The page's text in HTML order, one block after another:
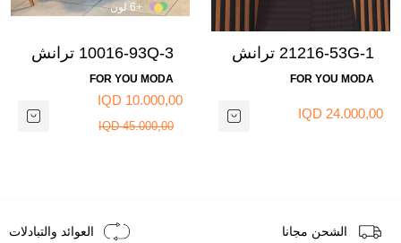
21216-53G-1 ترانش
كوت - اسود
FOR YOU MODA
24.000,00 IQD
+6 لون
10016-93Q-3 ترانش
كوت مطري لونين مع
حزام- نيلي بيج
FOR YOU MODA
10.000,00 IQD
45.000,00 IQD
الشحن مجانا العوائد والتبادلات